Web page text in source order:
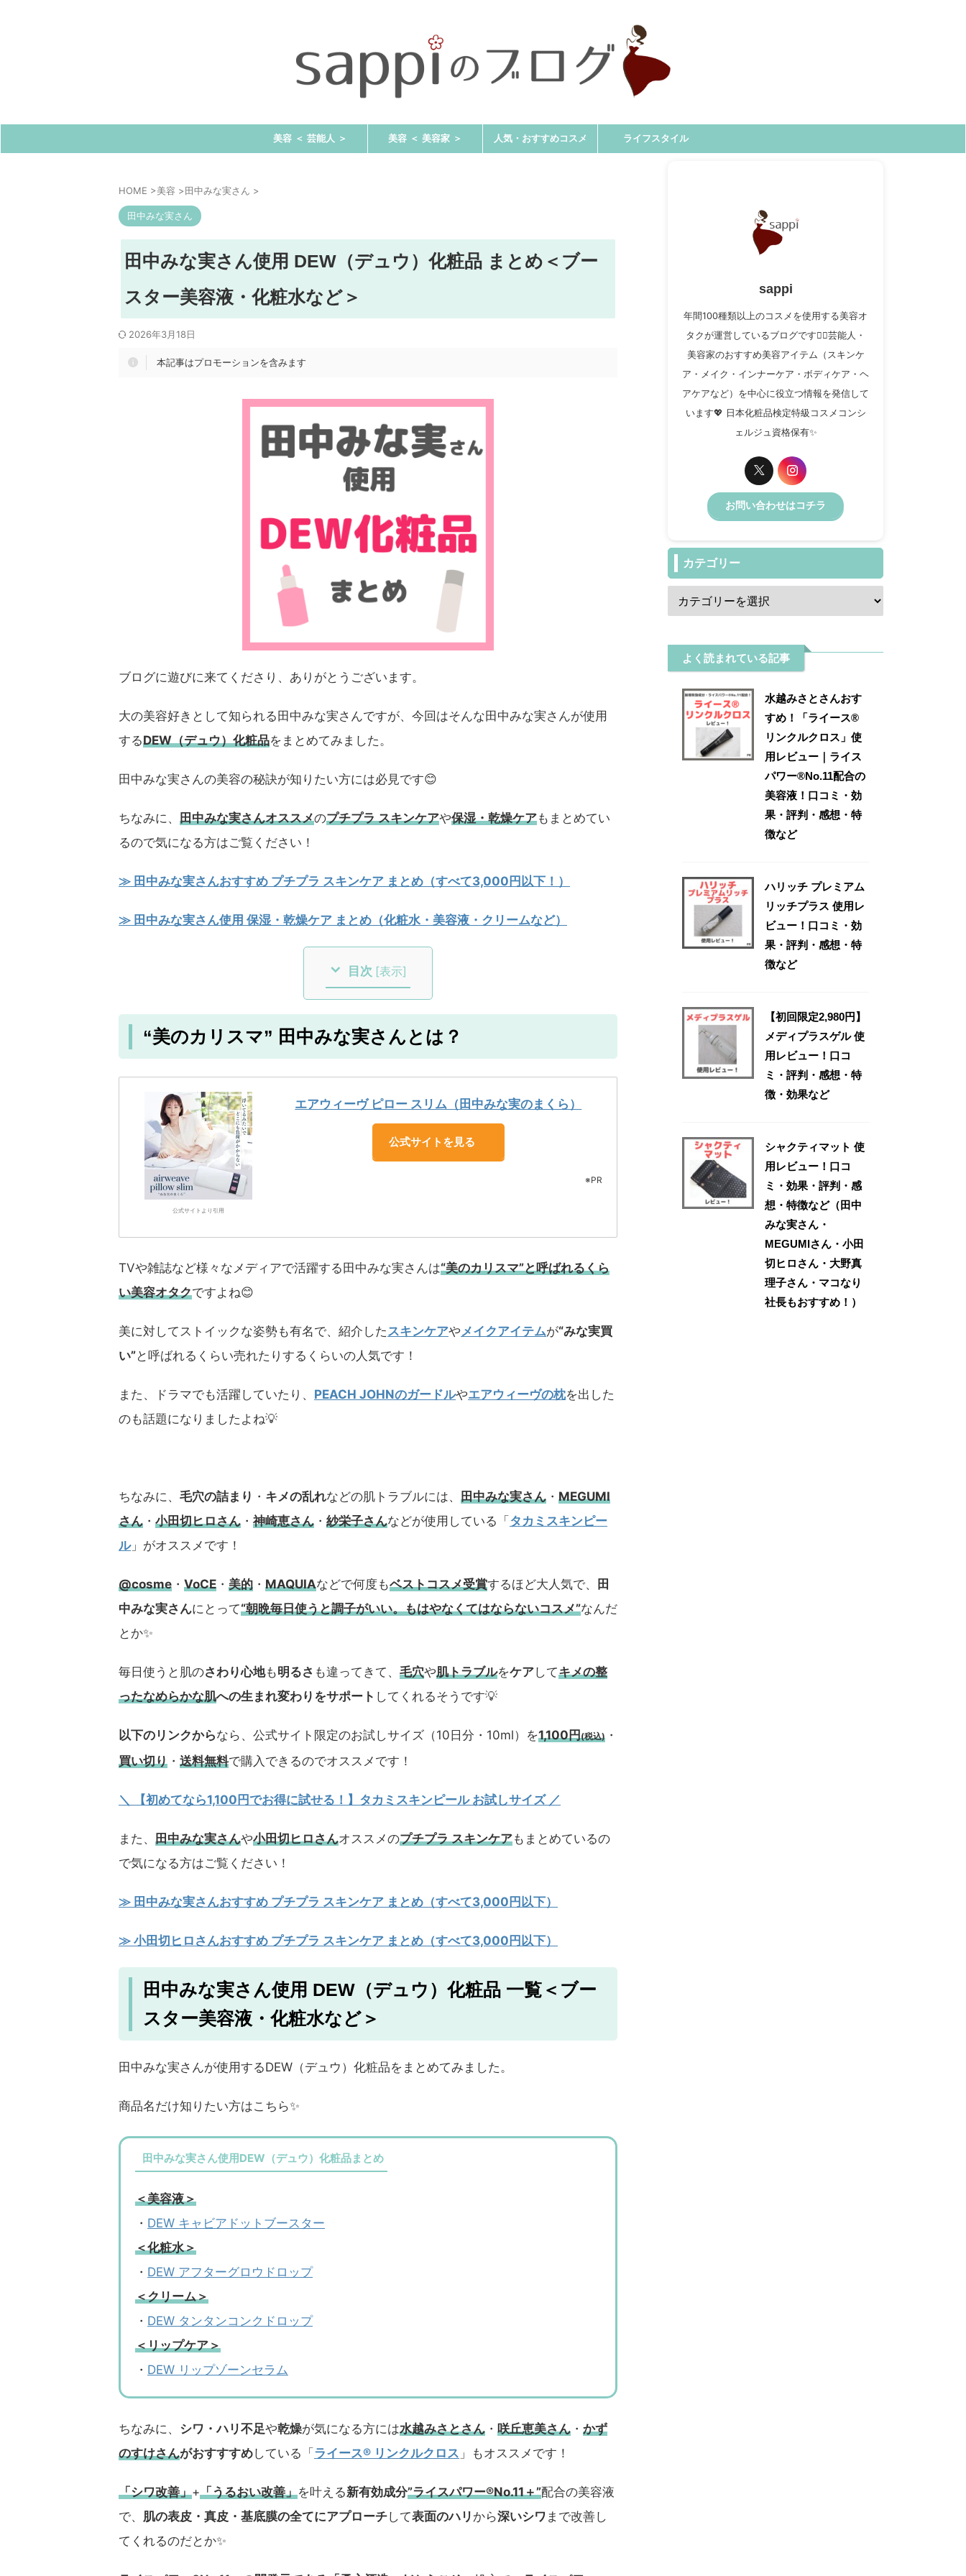
美容 ＜ 芸能人 ＞ 美容 ＜ 美容家 ＞ 人気・おすすめコスメ ライフスタイル
HOME >美容 >田中みな実さん >
田中みな実さん
田中みな実さん使用 DEW（デュウ）化粧品 まとめ＜ブー
スター美容液・化粧水など＞
2026年3月18日
本記事はプロモーションを含みます
ブログに遊びに来てくださり、ありがとうございます。
大の美容好きとして知られる田中みな実さんですが、今回はそんな田中みな実さんが使用
するDEW（デュウ）化粧品をまとめてみました。
田中みな実さんの美容の秘訣が知りたい方には必見です😊
ちなみに、 田中みな実さんオススメのプチプラ スキンケアや保湿・乾燥ケアもまとめてい
るので気になる方はご覧ください！
≫ 田中みな実さんおすすめ プチプラ スキンケア まとめ（すべて3,000円以下！）
≫ 田中みな実さん使用 保湿・乾燥ケア まとめ（化粧水・美容液・クリームなど）
目次 [表示]
“美のカリスマ” 田中みな実さんとは？
公式サイトより引用
エアウィーヴ ピロー スリム（田中みな実のまくら）
公式サイトを見る
※PR
TVや雑誌など様々なメディアで活躍する田中みな実さんは“美のカリスマ”と呼ばれるくら
い美容オタクですよね😊
美に対してストイックな姿勢も有名で、紹介したスキンケアやメイクアイテムが“みな実買
い”と呼ばれるくらい売れたりするくらいの人気です！
また、ドラマでも活躍していたり、 PEACH JOHNのガードルやエアウィーヴの枕を出した
のも話題になりましたよね💡
ちなみに、 毛穴の詰まり ・ キメの乱れなどの肌トラブルには、 田中みな実さん ・ MEGUMI
さん ・ 小田切ヒロさん ・ 神崎恵さん ・ 紗栄子さんなどが使用している「 タカミスキンピー
ル」がオススメです！
@cosme ・ VoCE ・ 美的 ・ MAQUIAなどで何度もベストコスメ受賞するほど大人気で、
田
中みな実さんにとって“朝晩毎日使うと調子がいい。もはやなくてはならないコスメ”なんだ
とか✨
毎日使うと肌のさわり心地も明るさ も違ってきて、 毛穴や肌トラブルをケアしてキメの整
ったなめらかな肌への生まれ変わりをサポート してくれるそうです💡
以下のリンクからなら、公式サイト限定のお試しサイズ（10日分・10ml）を1,100円(税込) ・
買い切り ・ 送料無料で購入できるのでオススメです！
＼ 【初めてなら1,100円でお得に試せる！】タカミスキンピール お試しサイズ／
また、 田中みな実さんや小田切ヒロさんオススメのプチプラ スキンケアもまとめているの
で気になる方はご覧ください！
≫ 田中みな実さんおすすめ プチプラ スキンケア まとめ（すべて3,000円以下）
≫ 小田切ヒロさんおすすめ プチプラ スキンケア まとめ（すべて3,000円以下）
田中みな実さん使用 DEW（デュウ）化粧品 一覧＜ブー
スター美容液・化粧水など＞
田中みな実さんが使用するDEW（デュウ）化粧品をまとめてみました。
商品名だけ知りたい方はこちら✨
田中みな実さん使用DEW（デュウ）化粧品まとめ
＜美容液＞
・ DEW キャビアドットブースター
＜化粧水＞
・ DEW アフターグロウドロップ
＜クリーム＞
・ DEW タンタンコンクドロップ
＜リップケア＞
・ DEW リップゾーンセラム
ちなみに、 シワ・ハリ不足や乾燥が気になる方には水越みさとさん ・ 咲丘恵美さん ・ かず
のすけさんがおすすすめしている「 ライース® リンクルクロス 」もオススメです！
「シワ改善」+「うるおい改善」を叶える新有効成分”ライスパワー®No.11＋”配合の美容液
で、 肌の表皮・真皮・基底膜の全てにアプローチして表面のハリ から深いシワ まで改善し
てくれるのだとか✨
sappi
年間100種類以上のコスメを使用する美容オ
タクが運営しているブログです✍🏻芸能人・
美容家のおすすめ美容アイテム（スキンケ
ア・メイク・インナーケア・ボディケア・ヘ
アケアなど）を中心に役立つ情報を発信して
います💖 日本化粧品検定特級コスメコンシ
ェルジュ資格保有✨️
お問い合わせはコチラ
カテゴリー
よく読まれている記事
水越みさとさんおす
すめ！「ライース®
リンクルクロス」使
用レビュー｜ライス
パワー®No.11配合の
美容液！口コミ・効
果・評判・感想・特
徴など
ハリッチ プレミアム
リッチプラス 使用レ
ビュー！口コミ・効
果・評判・感想・特
徴など
【初回限定2,980円】
メディプラスゲル 使
用レビュー！口コ
ミ・評判・感想・特
徴・効果など
シャクティマット 使
用レビュー！口コ
ミ・効果・評判・感
想・特徴など（田中
みな実さん・
MEGUMIさん・小田
切ヒロさん・大野真
理子さん・マコなり
社長もおすすめ！）